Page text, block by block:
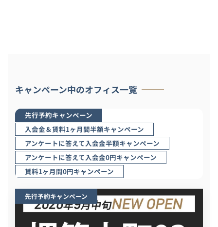
キャンペーン中のオフィス一覧
先行予約キャンペーン
入会金＆賃料1ヶ月間半額キャンペーン
アンケートに答えて入会金半額キャンペーン
アンケートに答えて入会金0円キャンペーン
賃料1ヶ月間0円キャンペーン
先行予約キャンペーン